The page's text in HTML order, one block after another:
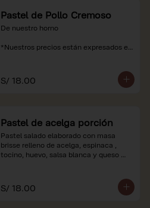
Pastel de Pollo Cremoso
De nuestro horno
*Nuestros precios están expresados en
S/ 18.00
Pastel de acelga porción
Pastel salado elaborado con masa
brisse relleno de acelga, espinaca ,
tocino, huevo, salsa blanca y queso
*Nuestros precios están expresados en
soles e incluyen impuestos de ley y
S/ 18.00